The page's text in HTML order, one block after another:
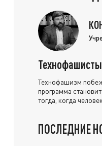
Технофашисты
Технофашизм
программа
тогда, когда
ПОСЛЕДНИЕ